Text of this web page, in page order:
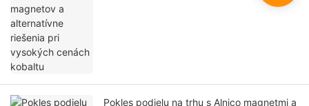
Pokles podielu na trhu s Alnico magnetmi a